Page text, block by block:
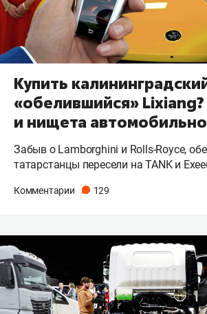
Купить
«обелившийся»
и нищета
Забыв о Lamborghini и Rolls-Royce,
татарстанцы пересели на TANK и
Комментарии 129